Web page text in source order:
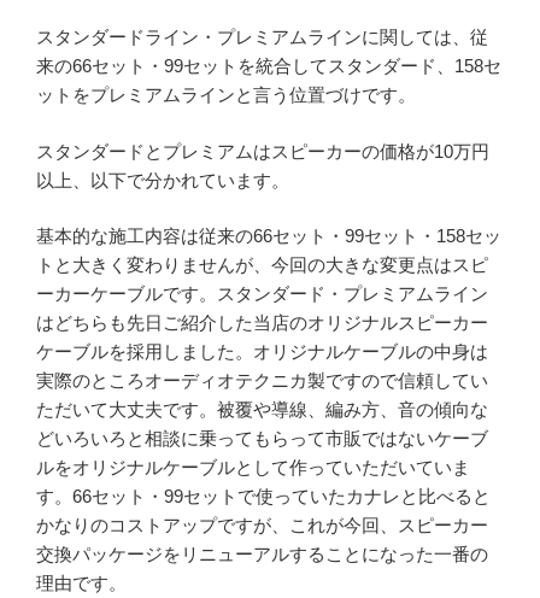
スタンダードライン・プレミアムラインに関しては、従
来の66セット・99セットを統合してスタンダード、158セ
ットをプレミアムラインと言う位置づけです。
スタンダードとプレミアムはスピーカーの価格が10万円
以上、以下で分かれています。
基本的な施工内容は従来の66セット・99セット・158セッ
トと大きく変わりませんが、今回の大きな変更点はスピ
ーカーケーブルです。スタンダード・プレミアムライン
はどちらも先日ご紹介した当店のオリジナルスピーカー
ケーブルを採用しました。オリジナルケーブルの中身は
実際のところオーディオテクニカ製ですので信頼してい
ただいて大丈夫です。被覆や導線、編み方、音の傾向な
どいろいろと相談に乗ってもらって市販ではないケーブ
ルをオリジナルケーブルとして作っていただいていま
す。66セット・99セットで使っていたカナレと比べると
かなりのコストアップですが、これが今回、スピーカー
交換パッケージをリニューアルすることになった一番の
理由です。